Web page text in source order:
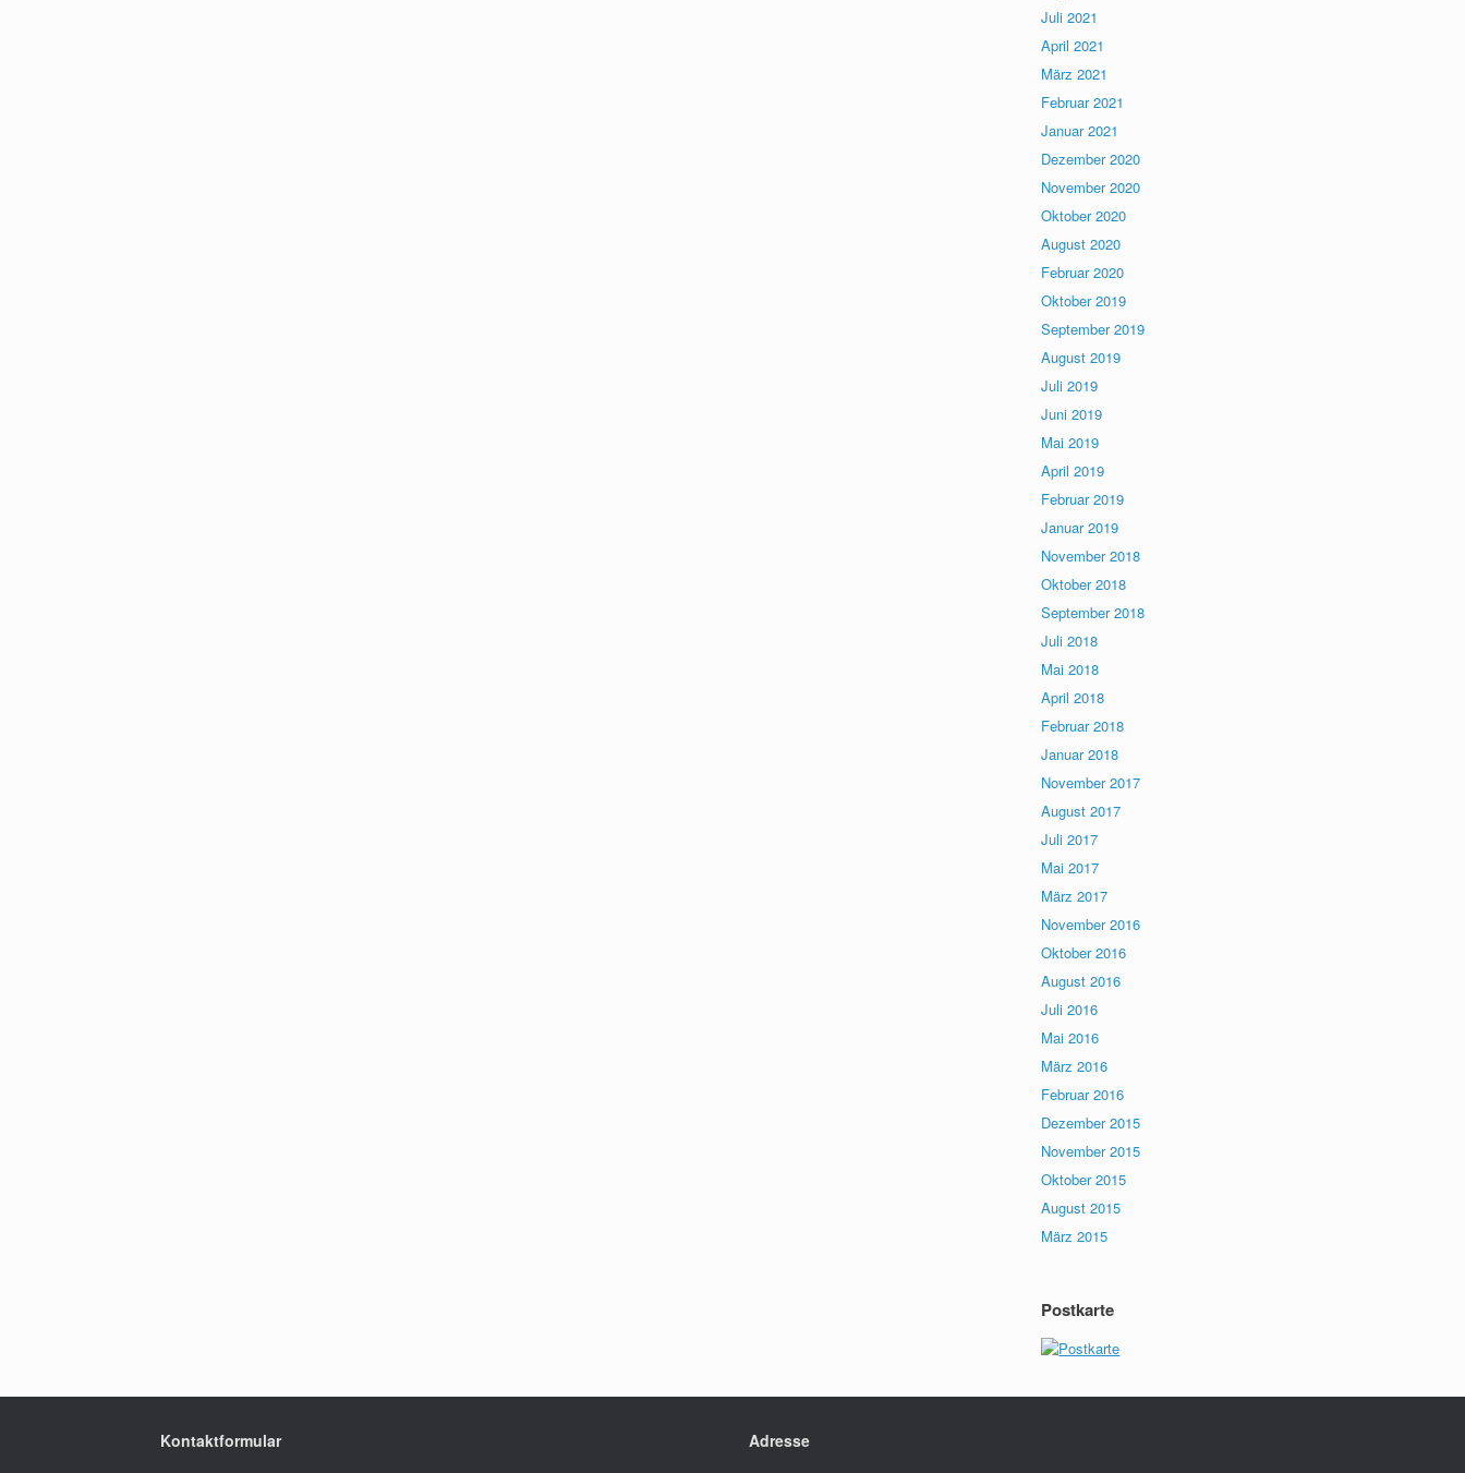
Juli 2021
April 2021
März 2021
Februar 2021
Januar 2021
Dezember 2020
November 2020
Oktober 2020
August 2020
Februar 2020
Oktober 2019
September 2019
August 2019
Juli 2019
Juni 2019
Mai 2019
April 2019
Februar 2019
Januar 2019
November 2018
Oktober 2018
September 2018
Juli 2018
Mai 2018
April 2018
Februar 2018
Januar 2018
November 2017
August 2017
Juli 2017
Mai 2017
März 2017
November 2016
Oktober 2016
August 2016
Juli 2016
Mai 2016
März 2016
Februar 2016
Dezember 2015
November 2015
Oktober 2015
August 2015
März 2015
Postkarte
Kontaktformular Adresse